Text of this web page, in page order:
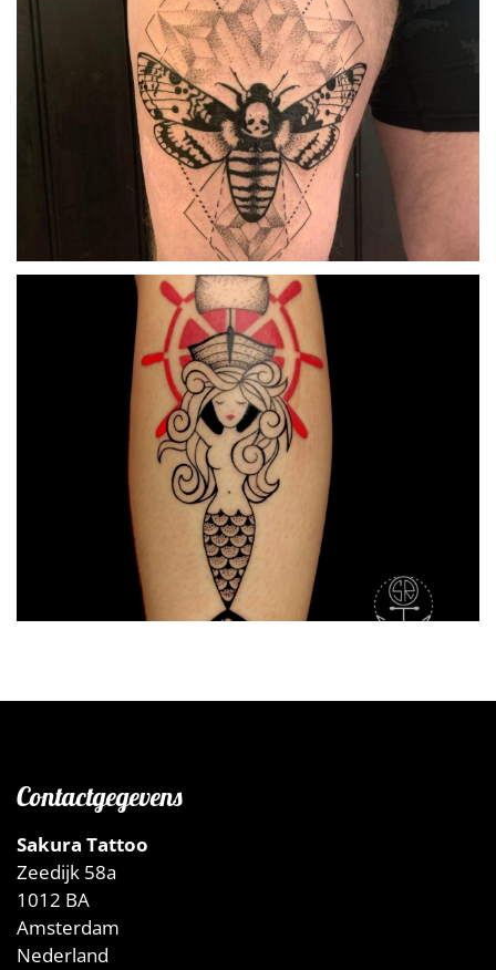
Contactgegevens
Sakura Tattoo
Zeedijk 58a
1012 BA
Amsterdam
Nederland